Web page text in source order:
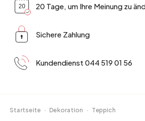
20 Tage, um Ihre Meinung zu
Sichere Zahlung
Kundendienst 044 519 01 56
Startseite · Dekoration · Teppich